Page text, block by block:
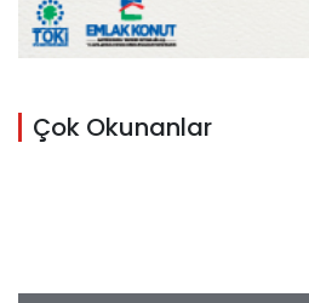
Çok Okunanlar